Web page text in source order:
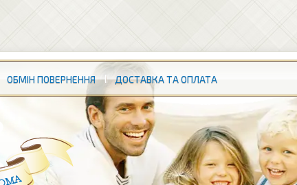
ОБМІН ПОВЕРНЕННЯ ДОСТАВКА ТА ОПЛАТА